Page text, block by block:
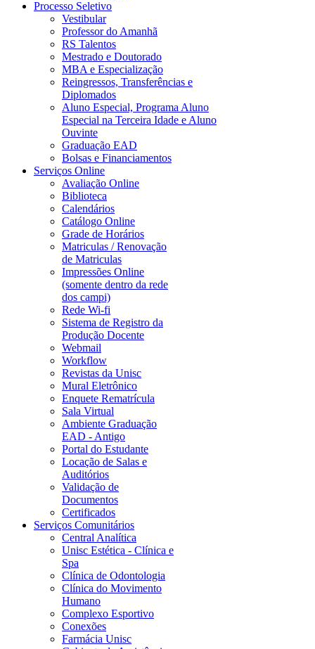
Processo Seletivo
Vestibular
Professor do Amanhã
RS Talentos
Mestrado e Doutorado
MBA e Especialização
Reingressos, Transferências e
Diplomados
Aluno Especial, Programa Aluno
Especial na Terceira Idade e Aluno
Ouvinte
Graduação EAD
Bolsas e Financiamentos
Serviços Online
Avaliação Online
Biblioteca
Calendários
Catálogo Online
Grade de Horários
Matriculas / Renovação
de Matriculas
Impressões Online
(somente dentro da rede
dos campi)
Rede Wi-fi
Sistema de Registro da
Produção Docente
Webmail
Workflow
Revistas da Unisc
Mural Eletrônico
Enquete Rematrícula
Sala Virtual
Ambiente Graduação
EAD - Antigo
Portal do Estudante
Locação de Salas e
Auditórios
Validação de
Documentos
Certificados
Serviços Comunitários
Central Analítica
Unisc Estética - Clínica e
Spa
Clínica de Odontologia
Clínica do Movimento
Humano
Complexo Esportivo
Conexões
Farmácia Unisc